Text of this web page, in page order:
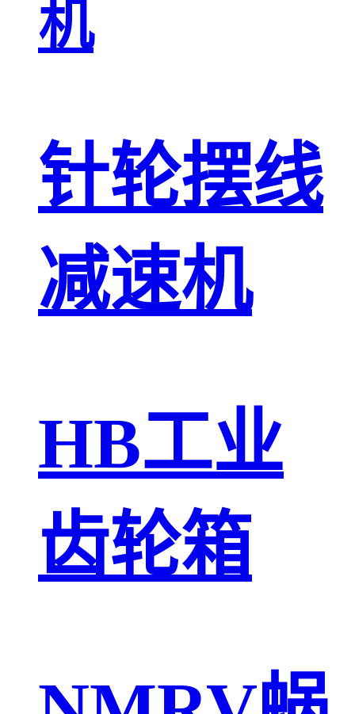
机
针轮摆线
减速机
HB工业
齿轮箱